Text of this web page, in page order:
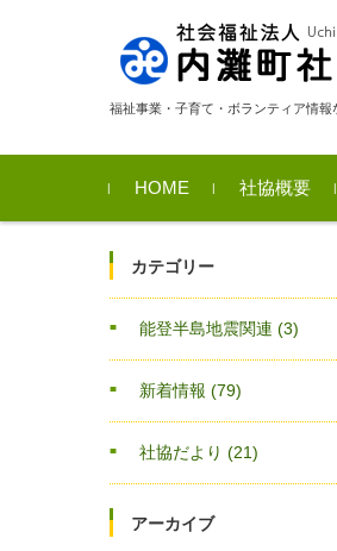
福祉事業・子育て・ボランティア情報
コンテンツに移動
HOME 社協概要
カテゴリー
能登半島地震関連 (3)
新着情報 (79)
社協だより (21)
アーカイブ